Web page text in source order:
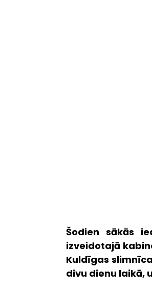
Šodien sākās
izveidotajā
Kuldīgas
divu dienu laikā,